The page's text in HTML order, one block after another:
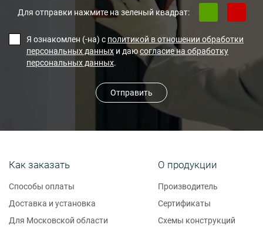
Для отправки нажмите на зеленый квадрат:
Я ознакомлен (-на) с политикой в отношении обработки
персональных данных и даюсогласие на обработку
персональных данных.
Отправить
Как заказать
Способы оплаты
Доставка и установка
Для Московской области
О продукции
Производитель
Сертификаты
Схемы конструкций